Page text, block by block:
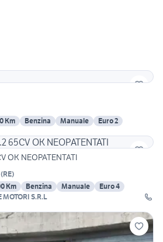
Km Benzina Manuale
Euro 2
OK NEOPATENTATI
(RE)
Km Benzina Manuale
Euro 4
S.R.L